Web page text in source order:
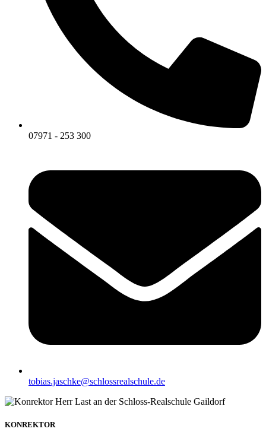
07971 - 253 300
tobias.jaschke@schlossrealschule.de
KONREKTOR